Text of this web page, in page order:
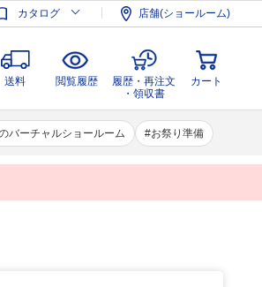
カタログ 店舗(ショールーム)
送料 閲覧履歴
履歴・再注文
・領収書
カート
バーチャルショールーム お祭り準備
送料 閲覧履歴
履歴・再注文
・領収書
カート